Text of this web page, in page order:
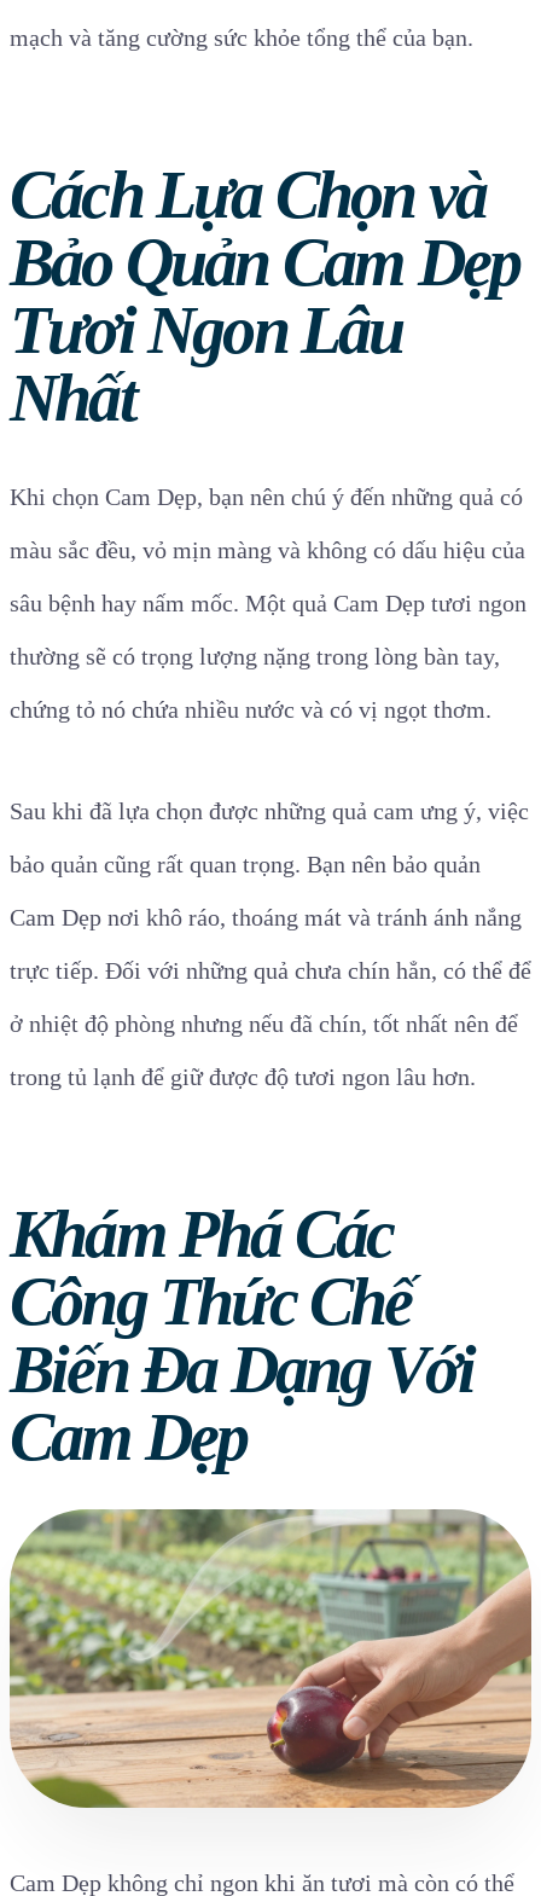
mạch và tăng cường sức khỏe tổng thể của bạn.
Cách Lựa Chọn và
Bảo Quản Cam Dẹp
Tươi Ngon Lâu
Nhất
Khi chọn Cam Dẹp, bạn nên chú ý đến những quả có
màu sắc đều, vỏ mịn màng và không có dấu hiệu của
sâu bệnh hay nấm mốc. Một quả Cam Dẹp tươi ngon
thường sẽ có trọng lượng nặng trong lòng bàn tay,
chứng tỏ nó chứa nhiều nước và có vị ngọt thơm.
Sau khi đã lựa chọn được những quả cam ưng ý, việc
bảo quản cũng rất quan trọng. Bạn nên bảo quản
Cam Dẹp nơi khô ráo, thoáng mát và tránh ánh nắng
trực tiếp. Đối với những quả chưa chín hẳn, có thể để
ở nhiệt độ phòng nhưng nếu đã chín, tốt nhất nên để
trong tủ lạnh để giữ được độ tươi ngon lâu hơn.
Khám Phá Các
Công Thức Chế
Biến Đa Dạng Với
Cam Dẹp
Cam Dẹp không chỉ ngon khi ăn tươi mà còn có thể